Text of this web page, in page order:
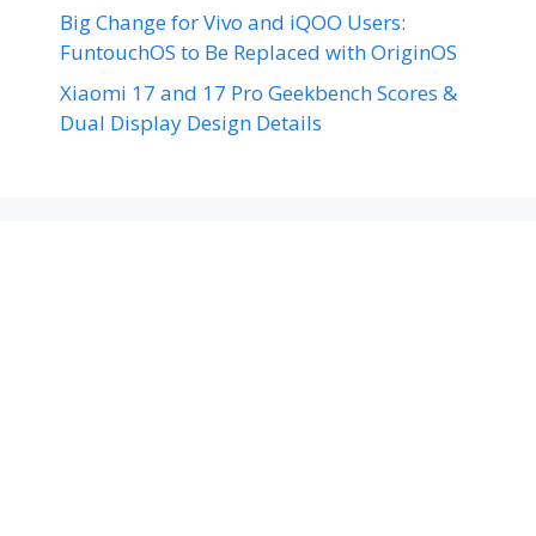
Big Change for Vivo and iQOO Users:
FuntouchOS to Be Replaced with OriginOS
Xiaomi 17 and 17 Pro Geekbench Scores &
Dual Display Design Details